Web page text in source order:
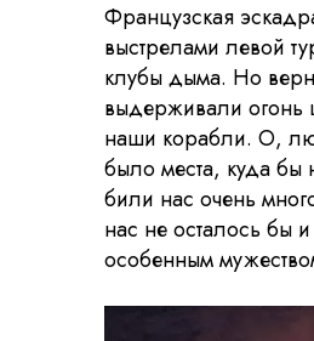
Французская
выстрелами левой
клубы дыма. Но
выдерживали огонь
наши корабли. О,
было места, куда бы
били нас очень
нас не осталось бы
особенным